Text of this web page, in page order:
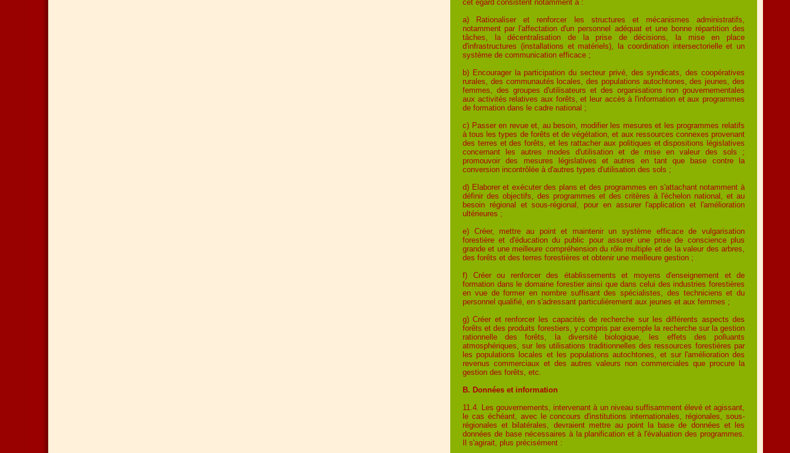
cet égard consistent notamment à :
a) Rationaliser et renforcer les structures et mécanismes administratifs,
notamment par l'affectation d'un personnel adéquat et une bonne répartition des
tâches, la décentralisation de la prise de décisions, la mise en place
d'infrastructures (installations et matériels), la coordination intersectorielle et un
système de communication efficace ;
b) Encourager la participation du secteur privé, des syndicats, des coopératives
rurales, des communautés locales, des populations autochtones, des jeunes, des
femmes, des groupes d'utilisateurs et des organisations non gouvernementales
aux activités relatives aux forêts, et leur accès à l'information et aux programmes
de formation dans le cadre national ;
c) Passer en revue et, au besoin, modifier les mesures et les programmes relatifs
à tous les types de forêts et de végétation, et aux ressources connexes provenant
des terres et des forêts, et les rattacher aux politiques et dispositions législatives
concernant les autres modes d'utilisation et de mise en valeur des sols ;
promouvoir des mesures législatives et autres en tant que base contre la
conversion incontrôlée à d'autres types d'utilisation des sols ;
d) Elaborer et exécuter des plans et des programmes en s'attachant notamment à
définir des objectifs, des programmes et des critères à l'échelon national, et au
besoin régional et sous-régional, pour en assurer l'application et l'amélioration
ultérieures ;
e) Créer, mettre au point et maintenir un système efficace de vulgarisation
forestière et d'éducation du public pour assurer une prise de conscience plus
grande et une meilleure compréhension du rôle multiple et de la valeur des arbres,
des forêts et des terres forestières et obtenir une meilleure gestion ;
f) Créer ou renforcer des établissements et moyens d'enseignement et de
formation dans le domaine forestier ainsi que dans celui des industries forestières
en vue de former en nombre suffisant des spécialistes, des techniciens et du
personnel qualifié, en s'adressant particulièrement aux jeunes et aux femmes ;
g) Créer et renforcer les capacités de recherche sur les différents aspects des
forêts et des produits forestiers, y compris par exemple la recherche sur la gestion
rationnelle des forêts, la diversité biologique, les effets des polluants
atmosphériques, sur les utilisations traditionnelles des ressources forestières par
les populations locales et les populations autochtones, et sur l'amélioration des
revenus commerciaux et des autres valeurs non commerciales que procure la
gestion des forêts, etc.
B. Données et information
11.4. Les gouvernements, intervenant à un niveau suffisamment élevé et agissant,
le cas échéant, avec le concours d'institutions internationales, régionales, sous-
régionales et bilatérales, devraient mettre au point la base de données et les
données de base nécessaires à la planification et à l'évaluation des programmes.
Il s'agirait, plus précisément :